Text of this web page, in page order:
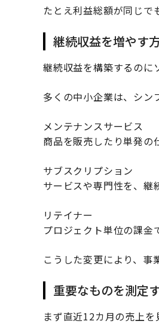
たとえ利益総額が同じで
継続収益を増やす
継続収益を構築するのに
多くの中小企業は、シン
メンテナンスサービス
商品を販売したり単発の
サブスクリプション
サービスや専門性を、継
リテイナー
プロジェクト単位の課金
こうした変更により、事
重要なものを測定
まず直近12カ月の売上を